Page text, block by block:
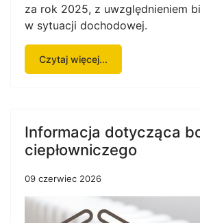
za rok 2025, z uwzględnieniem
w sytuacji dochodowej.
Czytaj więcej...
Informacja dotycząca
ciepłowniczego
09 czerwiec 2026